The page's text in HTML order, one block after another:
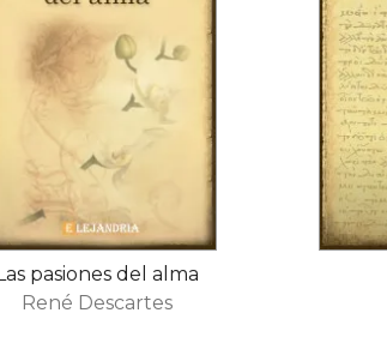
pasiones del alma
René Descartes